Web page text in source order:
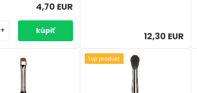
4,70 EUR
+ 12,30 EUR
top produkt